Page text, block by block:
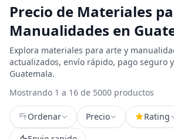
Precio de Materiales
Manualidades en
Explora materiales para arte y
actualizados, envío rápido, pago seguro
Guatemala.
Mostrando 1 a 16 de 5000 productos
Ordenar Precio
Rating